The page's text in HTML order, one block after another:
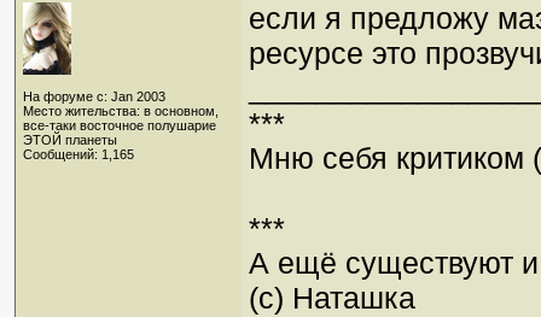
На форуме с: Jan 2003
Место жительства: в основном,
все-таки восточное полушарие
ЭТОЙ планеты
Сообщений: 1,165
если я предложу
ресурсе это
***
Мню себя критиком
***
А ещё существуют и
(с) Наташка